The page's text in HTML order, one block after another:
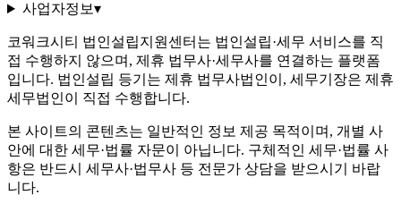
사업자정보▾
코워크시티 법인설립지원센터는 법인설립·세무 서비스를 직
접 수행하지 않으며, 제휴 법무사·세무사를 연결하는 플랫폼
입니다. 법인설립 등기는 제휴 법무사법인이, 세무기장은 제휴
세무법인이 직접 수행합니다.
본 사이트의 콘텐츠는 일반적인 정보 제공 목적이며, 개별 사
안에 대한 세무·법률 자문이 아닙니다. 구체적인 세무·법률 사
항은 반드시 세무사·법무사 등 전문가 상담을 받으시기 바랍
니다.